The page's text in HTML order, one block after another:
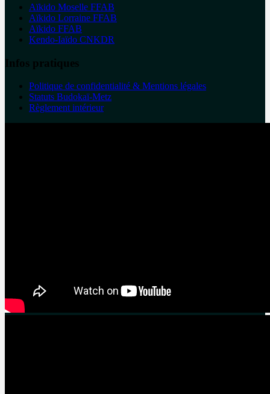
Aïkido Moselle FFAB
Aïkido Lorraine FFAB
Aïkido FFAB
Kendo-Iaïdo CNKDR
Infos pratiques
Politique de confidentialité & Mentions légales
Statuts Budokaï-Metz
Règlement intérieur